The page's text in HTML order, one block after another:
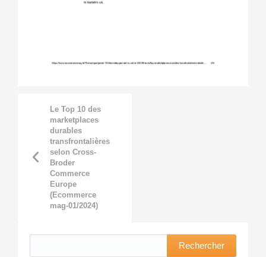
Le Top 10 des
marketplaces
durables
transfrontalières
selon Cross-
Broder
Commerce
Europe
(Ecommerce
mag-01/2024)
Rechercher